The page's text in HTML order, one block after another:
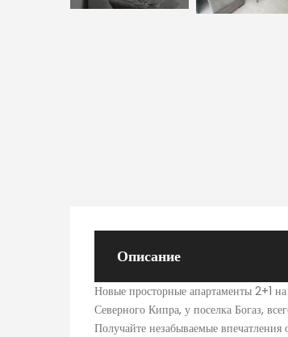
Описание
Новые просторные апартаменты 2+1
Северного Кипра, у поселка Богаз,
Получайте незабываемые